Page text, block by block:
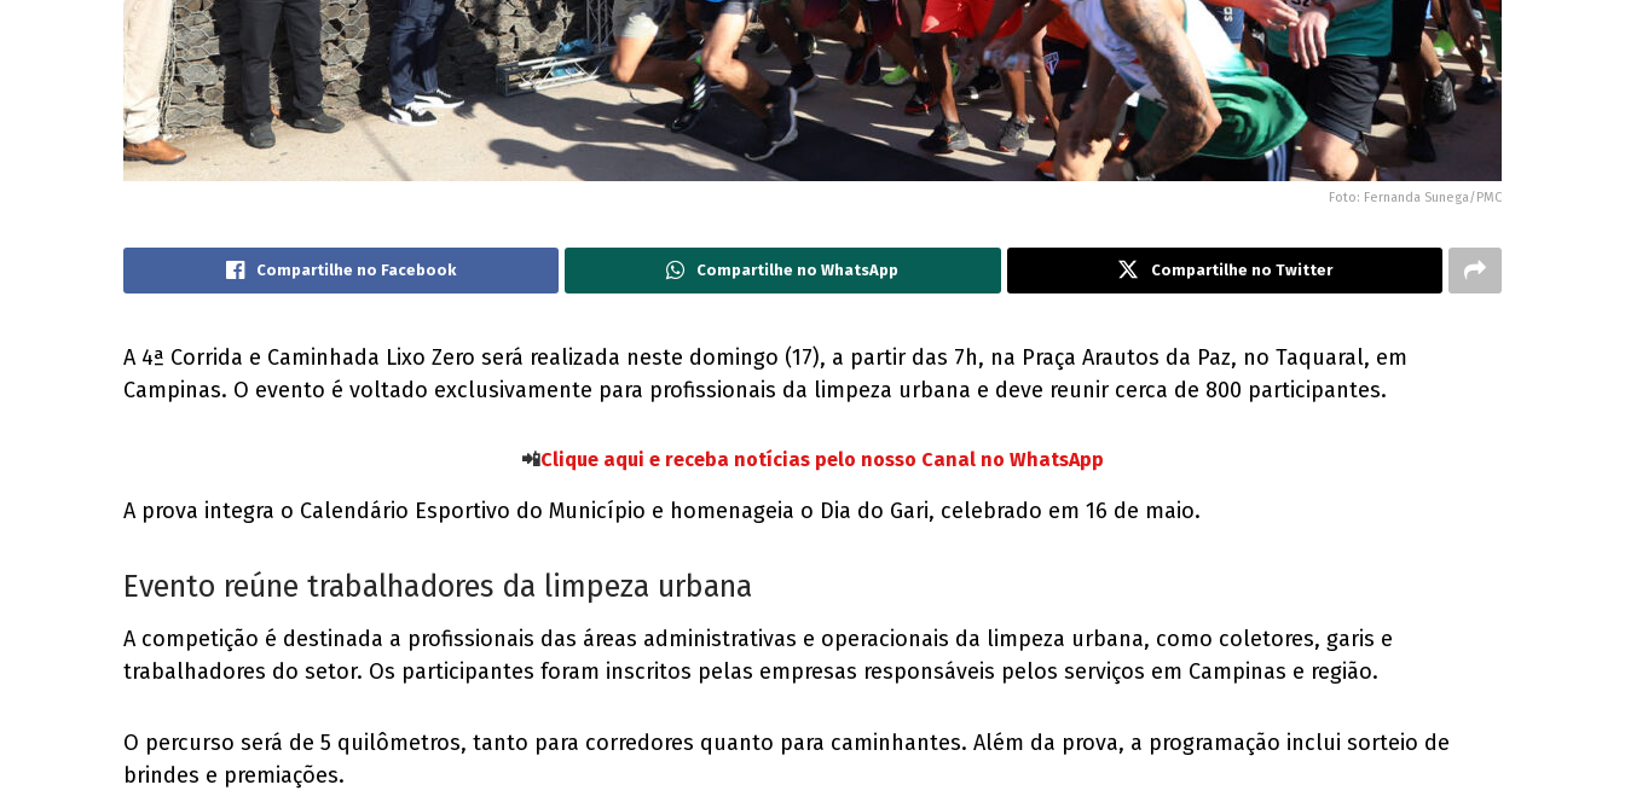
Foto: Fernanda Sunega/PMC
Compartilhe no Facebook Compartilhe no WhatsApp Compartilhe no Twitter
A 4ª Corrida e Caminhada Lixo Zero será realizada neste domingo (17), a partir das 7h, na Praça Arautos da Paz, no Taquaral, em
Campinas. O evento é voltado exclusivamente para profissionais da limpeza urbana e deve reunir cerca de 800 participantes.
📲Clique aqui e receba notícias pelo nosso Canal no WhatsApp
A prova integra o Calendário Esportivo do Município e homenageia o Dia do Gari, celebrado em 16 de maio.
Evento reúne trabalhadores da limpeza urbana
A competição é destinada a profissionais das áreas administrativas e operacionais da limpeza urbana, como coletores, garis e
trabalhadores do setor. Os participantes foram inscritos pelas empresas responsáveis pelos serviços em Campinas e região.
O percurso será de 5 quilômetros, tanto para corredores quanto para caminhantes. Além da prova, a programação inclui sorteio de
brindes e premiações.